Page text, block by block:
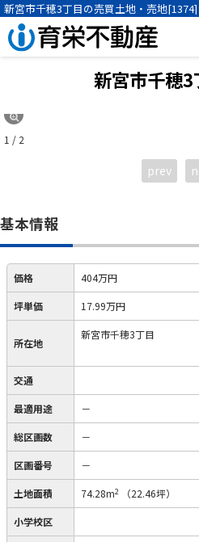
新宮市千穂3丁目の売買土地・売地[1374]
新宮市千穂3
1 / 2
prev
基本情報
価格 404万円
坪単価 17.99万円
所在地
新宮市千穂3丁目
交通
最適用途 －
総区画数 －
区画番号 －
土地面積 74.28m2 （22.46坪）
小学校区